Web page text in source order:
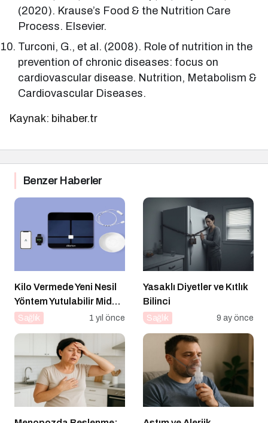
(2020). Krause’s Food & the Nutrition Care
Process. Elsevier.
Turconi, G., et al. (2008). Role of nutrition in the
prevention of chronic diseases: focus on
cardiovascular disease. Nutrition, Metabolism &
Cardiovascular Diseases.
Kaynak: bihaber.tr
Benzer Haberler
Kilo Vermede Yeni Nesil
Yöntem Yutulabilir Mide
Balonu ile Ameliyatsız
Sağlık 1 yıl önce
Yasaklı Diyetler ve Kıtlık
Bilinci
Sağlık 9 ay önce